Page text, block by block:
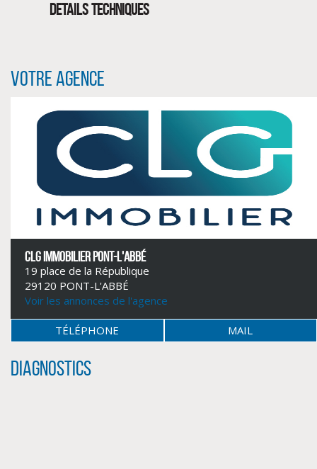
CLIQUER ICI POUR AGRANDIR
DETAILS TECHNIQUES
Votre agence
CLG IMMOBILIER PONT-L'ABBÉ
19 place de la République
29120 PONT-L'ABBÉ
Voir les annonces de l'agence
TÉLÉPHONE MAIL
Diagnostics